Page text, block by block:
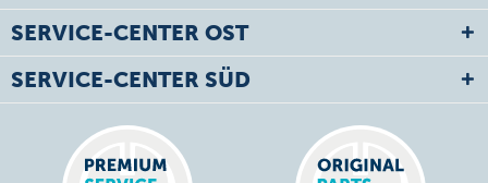
SERVICE-CENTER OST
SERVICE-CENTER SÜD